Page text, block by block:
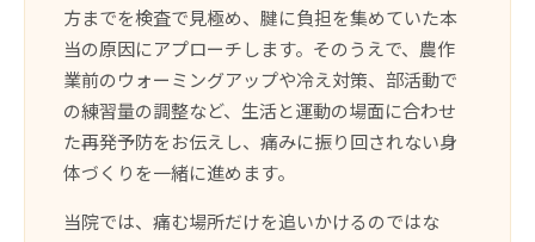
方までを検査で見極め、腱に負担を集めていた本
当の原因にアプローチします。そのうえで、農作
業前のウォーミングアップや冷え対策、部活動で
の練習量の調整など、生活と運動の場面に合わせ
た再発予防をお伝えし、痛みに振り回されない身
体づくりを一緒に進めます。
当院では、痛む場所だけを追いかけるのではな